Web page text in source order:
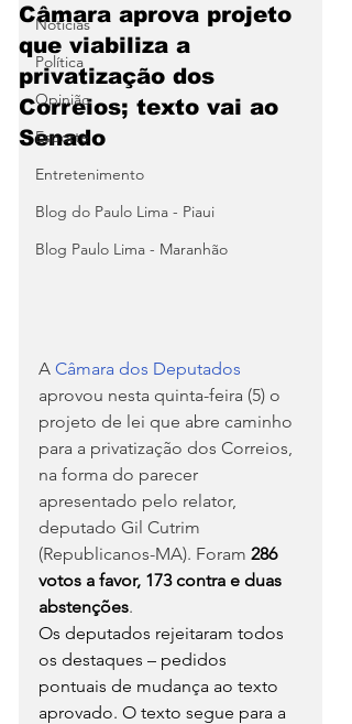
Notícias
Política
Opinião
Esporte
Entretenimento
Blog do Paulo Lima - Piaui
Blog Paulo Lima - Maranhão
Câmara aprova projeto
que viabiliza a
privatização dos
Correios; texto vai ao
Senado
A Câmara dos Deputados
aprovou nesta quinta-feira (5) o
projeto de lei que abre caminho
para a privatização dos Correios,
na forma do parecer
apresentado pelo relator,
deputado Gil Cutrim
(Republicanos-MA). Foram 286
votos a favor, 173 contra e duas
abstenções.
Os deputados rejeitaram todos
os destaques – pedidos
pontuais de mudança ao texto
aprovado. O texto segue para a